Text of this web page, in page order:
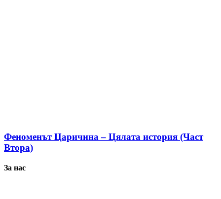
Феноменът Царичина – Цялата история (Част
Втора)
За нас